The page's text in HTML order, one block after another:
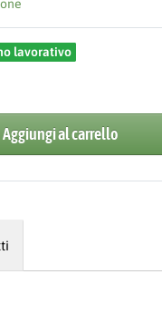
lavorativo
Aggiungi al carrello